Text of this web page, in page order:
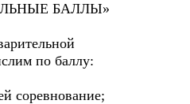
БАЛЛЫ»
по баллу:
соревнование;